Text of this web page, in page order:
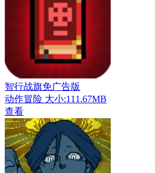
智行战旗免广告版
动作冒险 大小:111.67MB
查看